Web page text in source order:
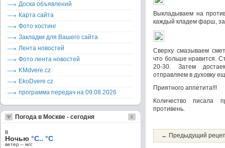
Выкладываем на
каждый кладем фарш,
Сверху смазываем
что больше нравится.
20-30. Затем
отправляем в духовку
Приятного аппетита!!!
Количество писала
противень.
← Предыдущий
Доска объявлений
Карта сайта
Фото хостинг
Закладки для Вашего сайта
Лента новостей
Фото лента новостей
KMdvere.cz
EkoDvere.cz
программа передач на 09.08.2026
Погода в Москве - сегодня
в
Ночью °C.. °C
ветер – м/c